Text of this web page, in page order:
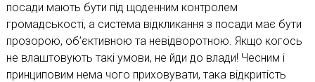
посади мають бути під щоденним контролем
громадськості, а система відкликання з посади має бути
прозорою, об’єктивною та невідворотною. Якщо когось
не влаштовують такі умови, не йди до влади! Чесним і
принциповим нема чого приховувати, така відкритість